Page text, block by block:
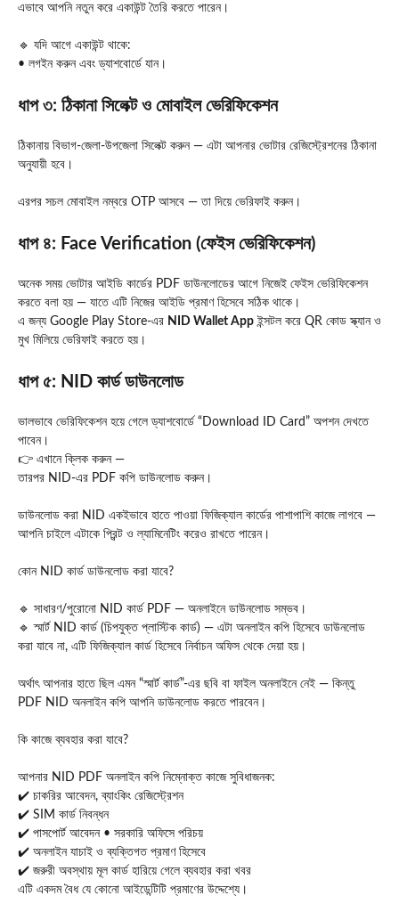
এভাবে আপনি নতুন করে একাউন্ট তৈরি করতে পারেন।
🔹 যদি আগে একাউন্ট থাকে:
• লগইন করুন এবং ড্যাশবোর্ডে যান।
ধাপ ৩: ঠিকানা সিলেক্ট ও মোবাইল ভেরিফিকেশন
ঠিকানায় বিভাগ‑জেলা‑উপজেলা সিলেক্ট করুন — এটা আপনার ভোটার রেজিস্ট্রেশনের ঠিকানা
অনুযায়ী হবে।
এরপর সচল মোবাইল নম্বরে OTP আসবে — তা দিয়ে ভেরিফাই করুন।
ধাপ ৪: Face Verification (ফেইস ভেরিফিকেশন)
অনেক সময় ভোটার আইডি কার্ডের PDF ডাউনলোডের আগে নিজেই ফেইস ভেরিফিকেশন
করতে বলা হয় — যাতে এটি নিজের আইডি প্রমাণ হিসেবে সঠিক থাকে।
এ জন্য Google Play Store‑এর NID Wallet App ইন্সটল করে QR কোড স্ক্যান ও
মুখ মিলিয়ে ভেরিফাই করতে হয়।
ধাপ ৫: NID কার্ড ডাউনলোড
ভালভাবে ভেরিফিকেশন হয়ে গেলে ড্যাশবোর্ডে “Download ID Card” অপশন দেখতে
পাবেন।
👉 এখানে ক্লিক করুন —
তারপর NID‑এর PDF কপি ডাউনলোড করুন।
ডাউনলোড করা NID একইভাবে হাতে পাওয়া ফিজিক্যাল কার্ডের পাশাপাশি কাজে লাগবে —
আপনি চাইলে এটাকে প্রিন্ট ও ল্যামিনেটিং করেও রাখতে পারেন।
কোন NID কার্ড ডাউনলোড করা যাবে?
🔹 সাধারণ/পুরোনো NID কার্ড PDF — অনলাইনে ডাউনলোড সম্ভব।
🔹 স্মার্ট NID কার্ড (চিপযুক্ত প্লাস্টিক কার্ড) — এটা অনলাইন কপি হিসেবে ডাউনলোড
করা যাবে না, এটি ফিজিক্যাল কার্ড হিসেবে নির্বাচন অফিস থেকে দেয়া হয়।
অর্থাৎ আপনার হাতে ছিল এমন “স্মার্ট কার্ড”‑এর ছবি বা ফাইল অনলাইনে নেই — কিন্তু
PDF NID অনলাইন কপি আপনি ডাউনলোড করতে পারবেন।
কি কাজে ব্যবহার করা যাবে?
আপনার NID PDF অনলাইন কপি নিম্নোক্ত কাজে সুবিধাজনক:
✔️ চাকরির আবেদন, ব্যাংকিং রেজিস্ট্রেশন
✔️ SIM কার্ড নিবন্ধন
✔️ পাসপোর্ট আবেদন • সরকারি অফিসে পরিচয়
✔️ অনলাইন যাচাই ও ব্যক্তিগত প্রমাণ হিসেবে
✔️ জরুরী অবস্থায় মূল কার্ড হারিয়ে গেলে ব্যবহার করা খবর
এটি একদম বৈধ যে কোনো আইডেন্টিটি প্রমাণের উদ্দেশ্যে।